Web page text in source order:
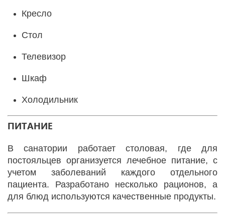
Кресло
Стол
Телевизор
Шкаф
Холодильник
ПИТАНИЕ
В санатории работает столовая, где для
постояльцев организуется лечебное питание, с
учетом заболеваний каждого отдельного
пациента. Разработано несколько рационов, а
для блюд используются качественные продукты.